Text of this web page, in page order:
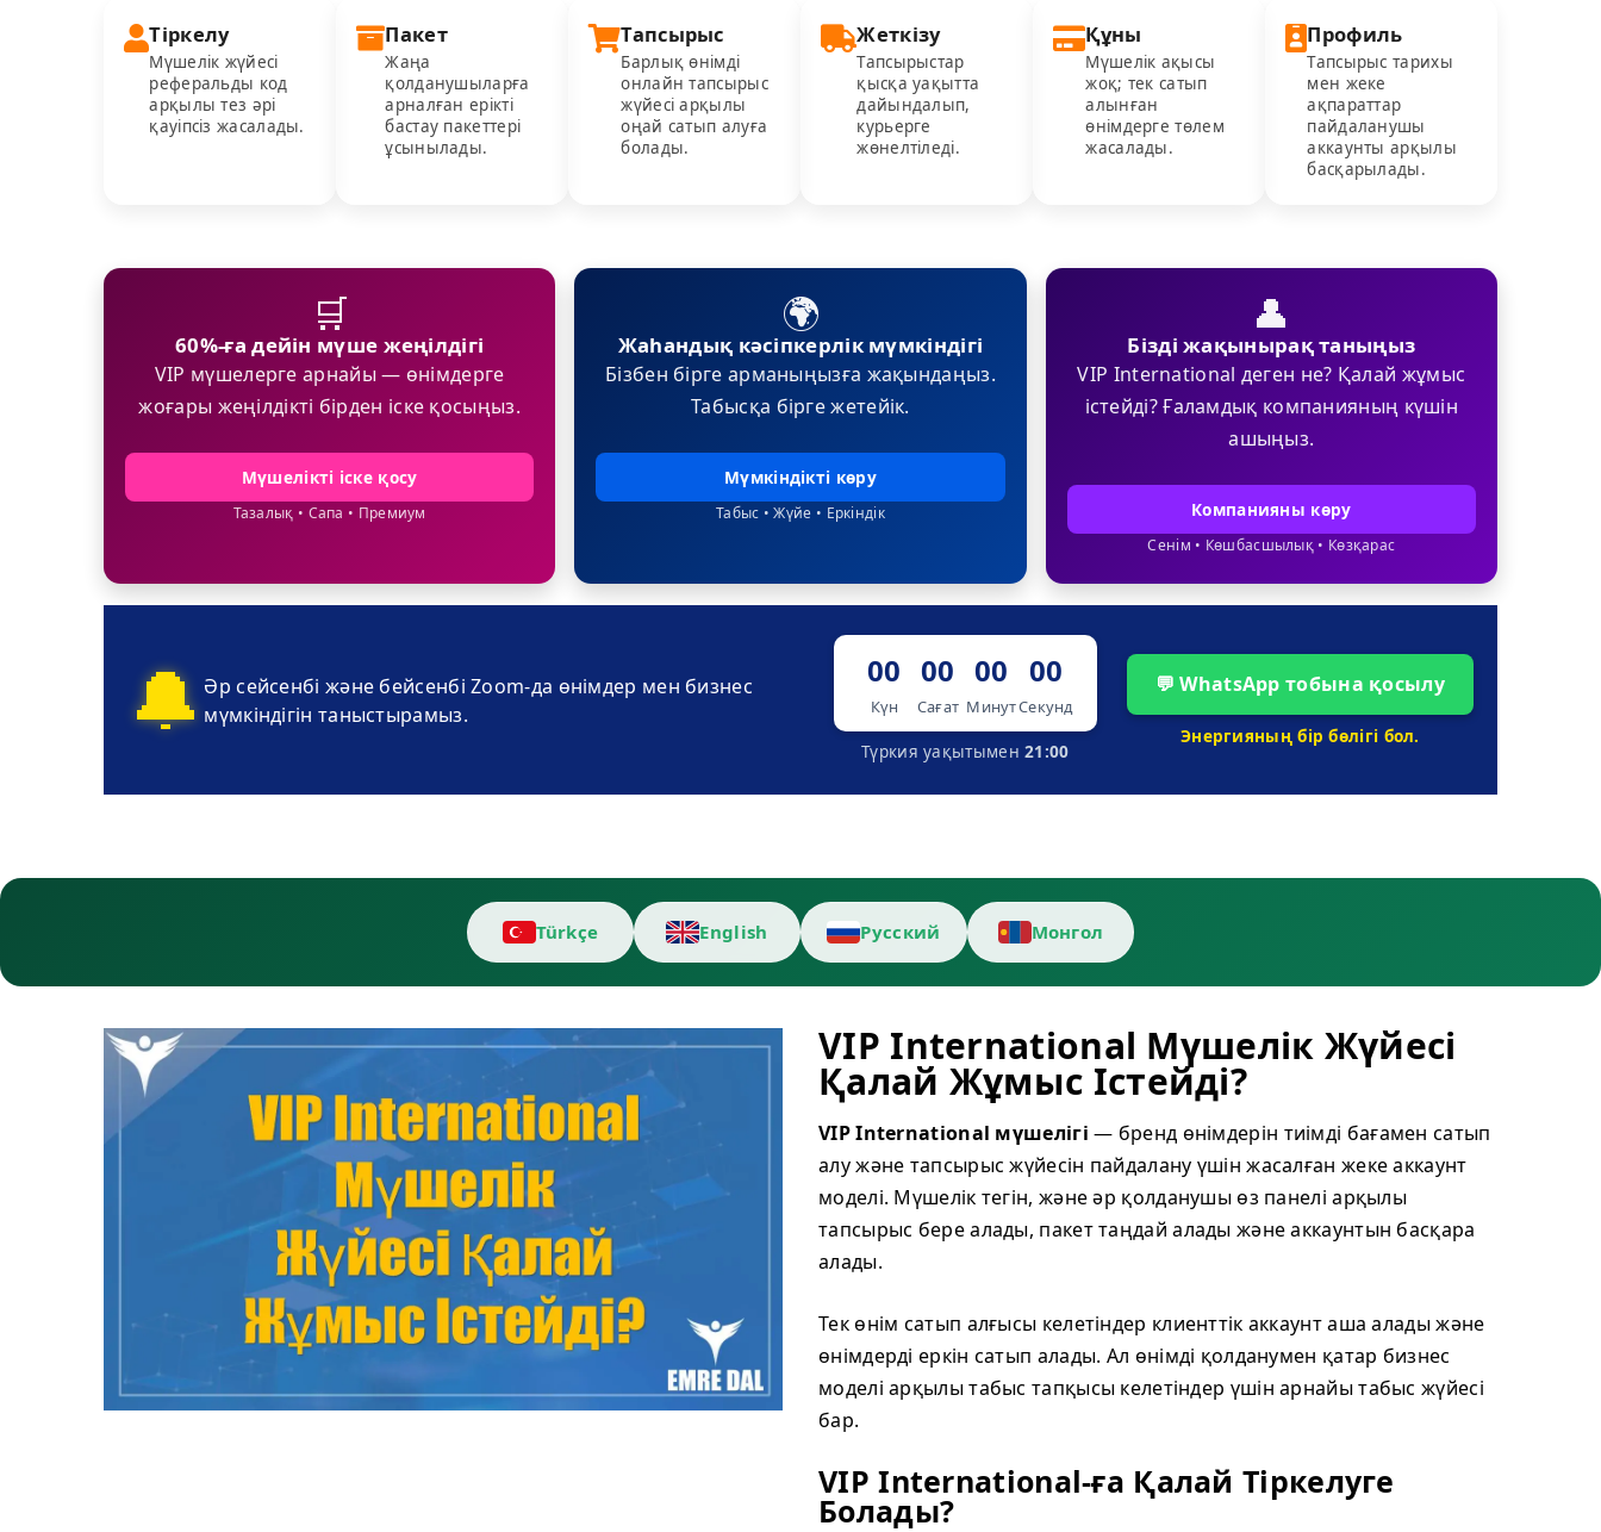
Тіркелу
Мүшелік жүйесі
реферальды код
арқылы тез әрі
қауіпсіз жасалады.
Пакет
Жаңа
қолданушыларға
арналған ерікті
бастау пакеттері
ұсынылады.
Тапсырыс
Барлық өнімді
онлайн тапсырыс
жүйесі арқылы
оңай сатып алуға
болады.
Жеткізу
Тапсырыстар
қысқа уақытта
дайындалып,
курьерге
жөнелтіледі.
Құны
Мүшелік ақысы
жоқ; тек сатып
алынған
өнімдерге төлем
жасалады.
Профиль
Тапсырыс тарихы
мен жеке
ақпараттар
пайдаланушы
аккаунты арқылы
басқарылады.
🛒
60%-ға дейін мүше жеңілдігі
VIP мүшелерге арнайы — өнімдерге
жоғары жеңілдікті бірден іске қосыңыз.
Мүшелікті іске қосу
Тазалық • Сапа • Премиум
🌍
Жаһандық кәсіпкерлік мүмкіндігі
Бізбен бірге арманыңызға жақындаңыз.
Табысқа бірге жетейік.
Мүмкіндікті көру
Табыс • Жүйе • Еркіндік
👤
Бізді жақынырақ таныңыз
VIP International деген не? Қалай жұмыс
істейді? Ғаламдық компанияның күшін
ашыңыз.
Компанияны көру
Сенім • Көшбасшылық • Көзқарас
🔔 Әр сейсенбі және бейсенбі Zoom-да өнімдер мен бизнес
мүмкіндігін таныстырамыз.
00
Күн
00
Сағат
00
Минут
00
Секунд
Түркия уақытымен21:00
💬 WhatsApp тобына қосылу
Энергияның бір бөлігі бол.
Türkçe English Русский Монгол
VIP International Мүшелік Жүйесі
Қалай Жұмыс Істейді?
VIP International мүшелігі — бренд өнімдерін тиімді бағамен сатып
алу және тапсырыс жүйесін пайдалану үшін жасалған жеке аккаунт
моделі. Мүшелік тегін, және әр қолданушы өз панелі арқылы
тапсырыс бере алады, пакет таңдай алады және аккаунтын басқара
алады.
Тек өнім сатып алғысы келетіндер клиенттік аккаунт аша алады және
өнімдерді еркін сатып алады. Ал өнімді қолданумен қатар бизнес
моделі арқылы табыс тапқысы келетіндер үшін арнайы табыс жүйесі
бар.
VIP International-ға Қалай Тіркелуге
Болады?